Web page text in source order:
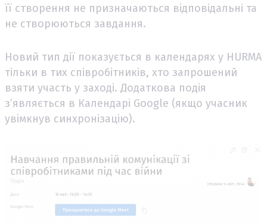
її створення не призначаються відповідальні та
не створюються завдання.
Новий тип дії показується в календарях у HURMA
тільки в тих співробітників, хто запрошений
взяти участь у заході. Додаткова подія
з’являється в Календарі Google (якщо учасник
увімкнув синхронізацію).